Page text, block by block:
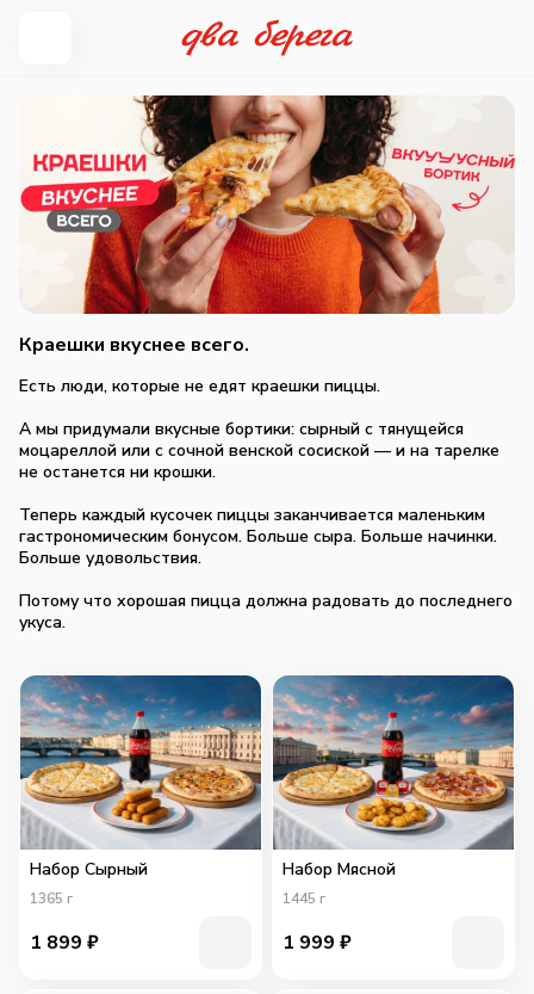
Краешки вкуснее всего.
Есть люди, которые не едят краешки пиццы.
А мы придумали вкусные бортики: сырный с тянущейся
моцареллой или с сочной венской сосиской — и на тарелке
не останется ни крошки.
Теперь каждый кусочек пиццы заканчивается маленьким
гастрономическим бонусом. Больше сыра. Больше начинки.
Больше удовольствия.
Потому что хорошая пицца должна радовать до последнего
укуса.
Набор Сырный
1365 г
1 899 ₽
Набор Мясной
1445 г
1 999 ₽